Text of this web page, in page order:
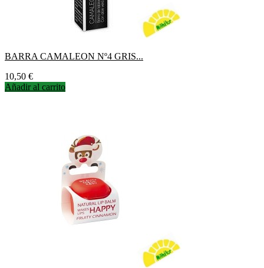
BARRA CAMALEON Nº4 GRIS...
Precio
10,50 €
Añadir al carrito